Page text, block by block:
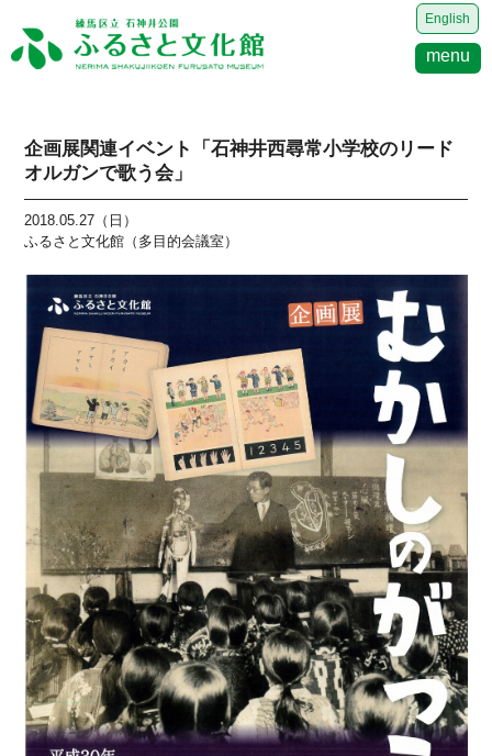
English
menu
企画展関連イベント「石神井西尋常小学校のリード
オルガンで歌う会」
2018.05.27（日）
ふるさと文化館（多目的会議室）